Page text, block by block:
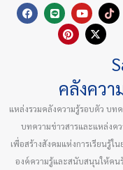
F
a
L
i
n
e
Y
o
u
t
T
i
k
P
n
t
t
X
t
w
r
คลังควา
แหล่งรวมคลังความรู้รอบตัว บทค
บทความข่าวสารและแหล่งคว
เพื่อสร้างสังคมแห่งการเรียนรู้
องค์ความรู้และสนับสนุนให้คน